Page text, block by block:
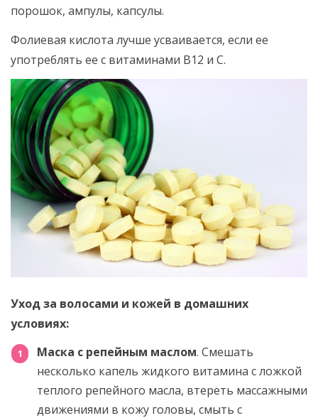
порошок, ампулы, капсулы.
Фолиевая кислота лучше усваивается, если ее
употреблять ее с витаминами B12 и С.
Уход за волосами и кожей в домашних
условиях:
Маска с репейным маслом. Смешать
несколько капель жидкого витамина с ложкой
теплого репейного масла, втереть массажными
движениями в кожу головы, смыть с